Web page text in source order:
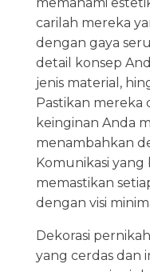
carilah mereka
dengan gaya
detail konsep
jenis material,
Pastikan mereka
keinginan Anda
menambahkan
Komunikasi
memastikan
dengan visi
Dekorasi
yang cerdas dan